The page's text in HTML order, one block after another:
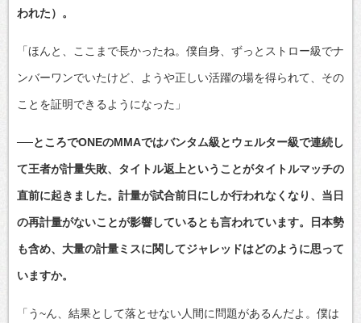
われた）。
「ほんと、ここまで長かったね。僕自身、ずっとストロー級でナ
ンバーワンでいたけど、ようや正しい活躍の場を得られて、その
ことを証明できるようになった」
──ところでONEのMMAではバンタム級とウェルター級で連続し
て王者が計量失敗、タイトル返上ということがタイトルマッチの
直前に起きました。計量が試合前日にしか行われなくなり、当日
の再計量がないことが影響しているとも言われています。日本勢
も含め、大量の計量ミスに関してジャレッドはどのように思って
いますか。
「う~ん、結果として落とせない人間に問題があるんだよ。僕は